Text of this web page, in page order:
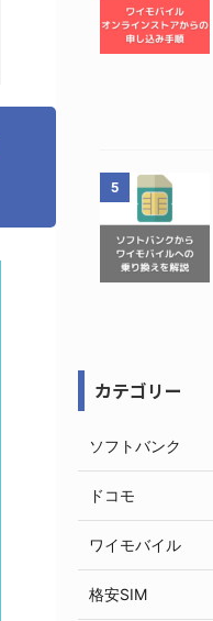
5
カテゴリー
ソフトバンク
ドコモ
ワイモバイル
格安SIM